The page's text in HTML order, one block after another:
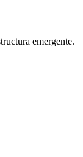
emergente.